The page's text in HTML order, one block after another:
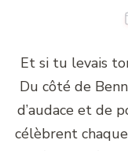
Et si tu levais
Du côté de
d’audace et de
célèbrent